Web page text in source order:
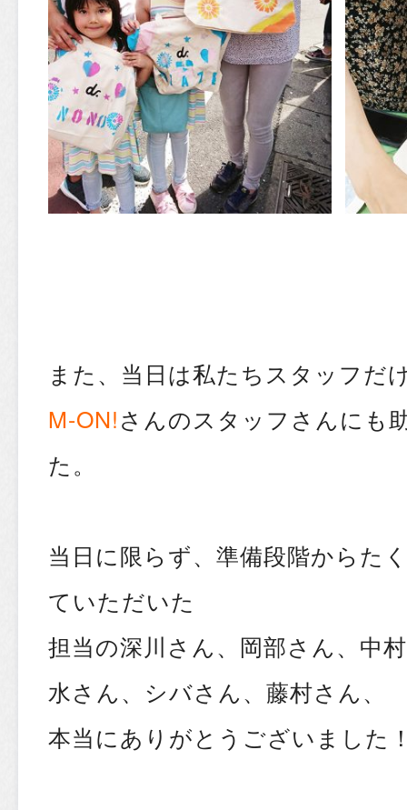
また、当日は私たちスタッフだ
M-ON!さんのスタッフさんにも
た。
当日に限らず、準備段階からた
ていただいた
担当の深川さん、岡部さん、中
水さん、シバさん、藤村さん、
本当にありがとうございました